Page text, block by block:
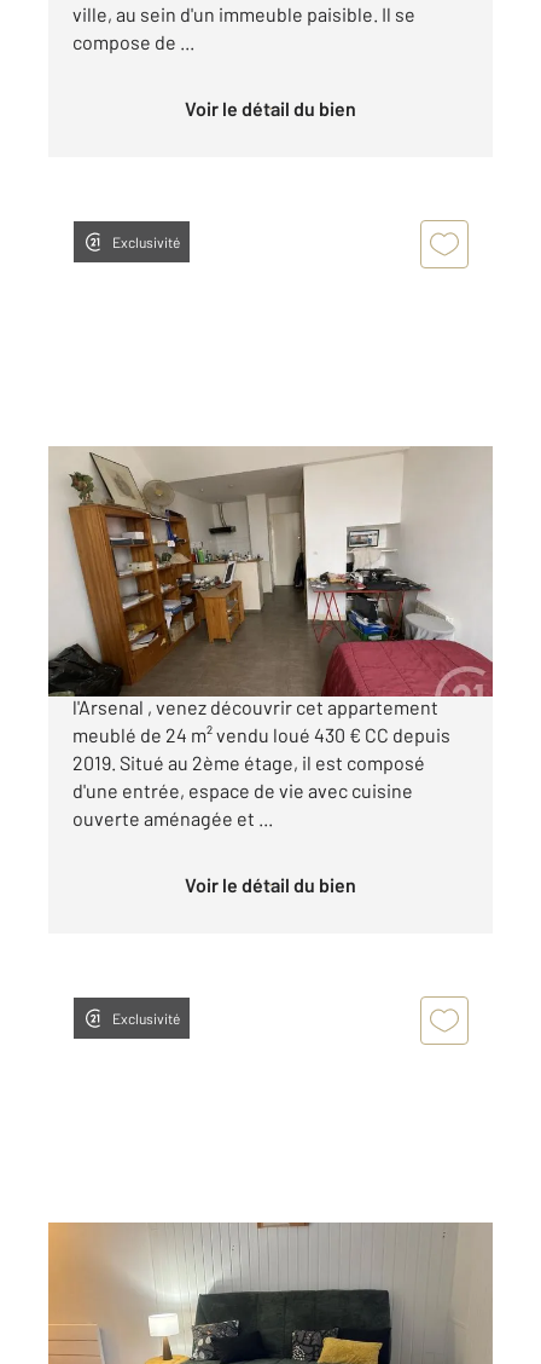
ville, au sein d'un immeuble paisible. Il se
compose de ...
Voir le détail du bien
Exclusivité
LA ROCHELLE 17
24,47 m2, 1 pièce
Ref : 22181
Appartement Studio à vendre
105 000 €
La Rochelle- Hyper Centre. Quartier de
l'Arsenal , venez découvrir cet appartement
meublé de 24 m² vendu loué 430 € CC depuis
2019. Situé au 2ème étage, il est composé
d'une entrée, espace de vie avec cuisine
ouverte aménagée et ...
Voir le détail du bien
Exclusivité
LA ROCHELLE 17
, 1 pièce
Ref : 22180
Appartement Studio à vendre